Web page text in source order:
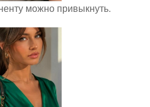
можно привыкнуть.